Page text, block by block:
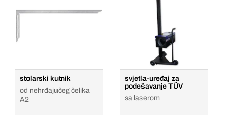
stolarski kutnik
od nehrđajučeg čelika
A2
svjetla-uređaj za
podešavanje TÜV
sa laserom